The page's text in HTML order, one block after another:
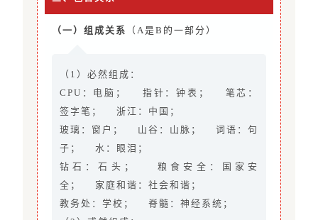
（一）组成关系 （A是B的一部分）
（1）必然组成：
CPU：电脑； 指针：钟表； 笔芯：
签字笔； 浙江：中国；
玻璃：窗户； 山谷：山脉； 词语：句
子； 水：眼泪；
钻石：石头； 粮食安全：国家安
全； 家庭和谐：社会和谐；
教务处：学校； 脊髓：神经系统；